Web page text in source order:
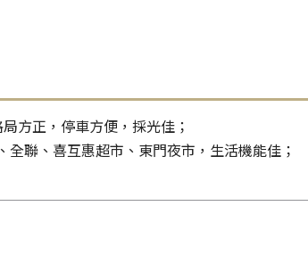
方正，停車方便，採光佳；
聯、喜互惠超市、東門夜市，生活機能佳；